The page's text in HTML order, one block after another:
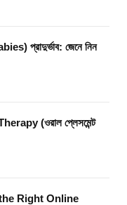
প্রাদুর্ভাব: জেনে নিন
(ওরাল প্লেসমেন্ট
Right Online